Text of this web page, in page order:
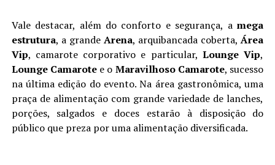
Vale destacar, além do conforto e segurança, amega
estrutura, a grande Arena, arquibancada coberta,Área
Vip, camarote corporativo e particular,Lounge Vip,
Lounge Camarotee o Maravilhoso Camarote, sucesso
na última edição do evento. Na área gastronômica, uma
praça de alimentação com grande variedade de lanches,
porções, salgados e doces estarão à disposição do
público que preza por uma alimentação diversificada.